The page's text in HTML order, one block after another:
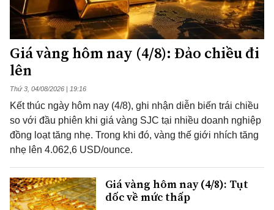
Giá vàng hôm nay (4/8): Đảo chiều đi
lên
Thứ 3, 04/08/2026 | 19:16
Kết thúc ngày hôm nay (4/8), ghi nhận diễn biến trái chiều
so với đầu phiên khi giá vàng SJC tại nhiều doanh nghiệp
đồng loạt tăng nhẹ. Trong khi đó, vàng thế giới nhích tăng
nhẹ lên 4.062,6 USD/ounce.
Giá vàng hôm nay (4/8): Tụt
dốc về mức thấp